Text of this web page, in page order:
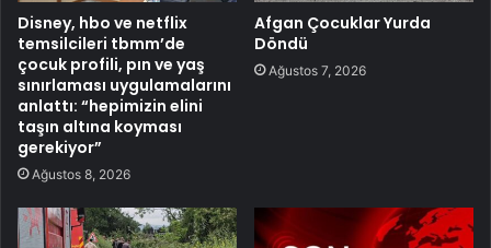
Disney, hbo ve netflix
temsilcileri tbmm’de
çocuk profili, pın ve yaş
sınırlaması uygulamalarını
anlattı: “hepimizin elini
taşın altına koyması
gerekiyor”
Ağustos 8, 2026
Afgan Çocuklar Yurda
Döndü
Ağustos 7, 2026